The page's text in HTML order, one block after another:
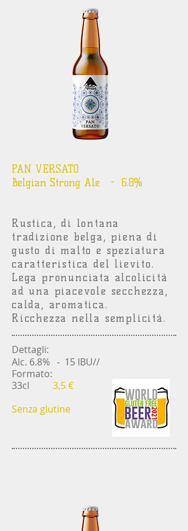
PAN VERSATO
Belgian Strong Ale - 6.8%
Rustica, di lontana
tradizione belga, piena di
gusto di malto e speziatura
caratteristica del lievito.
Lega pronunciata alcolicità
ad una piacevole secchezza,
calda, aromatica.
Ricchezza nella semplicità.
Dettagli:
Alc. 6.8% - 15 IBU//
Formato:
33cl
3,5 €
Senza glutine